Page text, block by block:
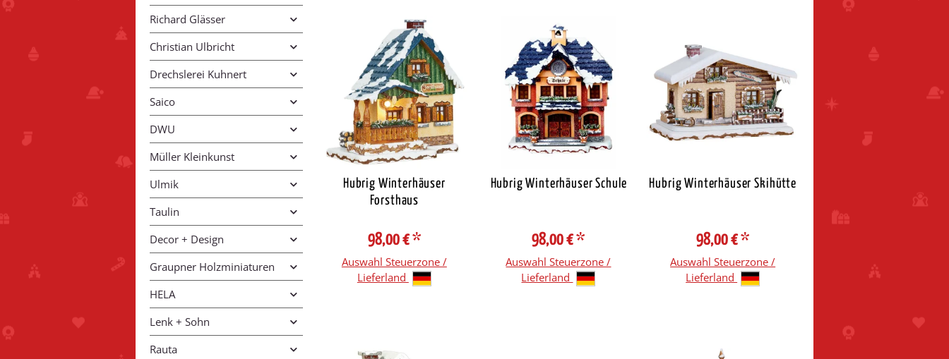
Hubrig Winterhäuser
Forsthaus
98,00 €*
Auswahl Steuerzone /
Lieferland
Hubrig Winterhäuser Schule
98,00 €*
Auswahl Steuerzone /
Lieferland
Hubrig Winterhäuser Skihütte
98,00 €*
Auswahl Steuerzone /
Lieferland
Richard Glässer
Christian Ulbricht
Drechslerei Kuhnert
Saico
DWU
Müller Kleinkunst
Ulmik
Taulin
Decor + Design
Graupner Holzminiaturen
HELA
Lenk + Sohn
Rauta